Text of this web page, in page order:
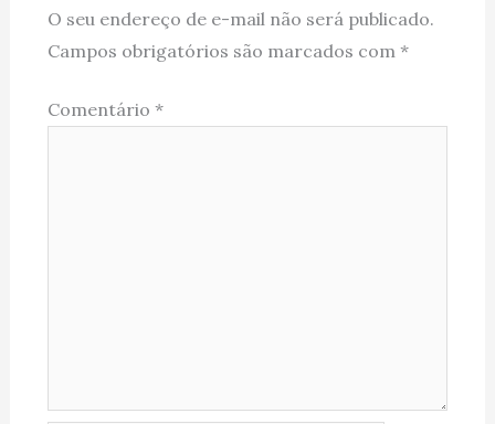
O seu endereço de e-mail não será publicado.
Campos obrigatórios são marcados com *
Comentário *